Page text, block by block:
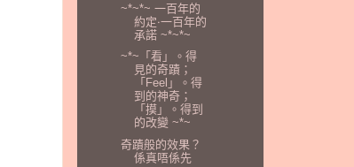
~*~*~ 一百年的
約定‧一百年的
承諾 ~*~*~
~*~「看」。得
見的奇蹟；
「Feel」。得
到的神奇；
「摸」。得到
的改變 ~*~
奇蹟般的效果？
係真唔係先